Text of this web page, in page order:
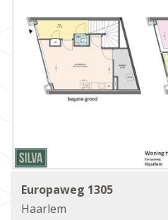
Europaweg 1305
Haarlem